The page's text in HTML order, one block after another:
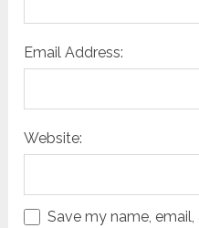
Email Address:
Website:
Save my name,